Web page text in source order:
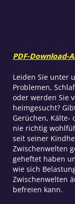
PDF-Download-
Leiden Sie unter
Problemen,
oder werden Sie
heimgesucht?
Gerüchen, Kälte-
nie richtig
seit seiner
Zwischenwelten
geheftet haben
wie sich
Zwischenwelten
befreien kann.